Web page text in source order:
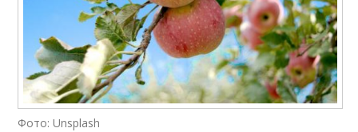
Фото: Unsplash